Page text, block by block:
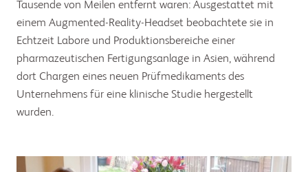
Tausende von Meilen entfernt waren: Ausgestattet mit
einem Augmented-Reality-Headset beobachtete sie in
Echtzeit Labore und Produktionsbereiche einer
pharmazeutischen Fertigungsanlage in Asien, während
dort Chargen eines neuen Prüfmedikaments des
Unternehmens für eine klinische Studie hergestellt
wurden.